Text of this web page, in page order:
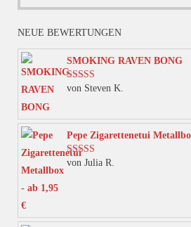
NEUE BEWERTUNGEN
SMOKING RAVEN BONG
Bewertet mit
von Steven K.
Pepe Zigarettenetui
Bewertet mit
von Julia R.